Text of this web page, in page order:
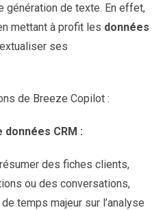
génération de texte. En effet,
mettant à profit les données
ses
de Breeze Copilot :
CRM :
des fiches clients,
ou des conversations,
temps majeur sur l’analyse